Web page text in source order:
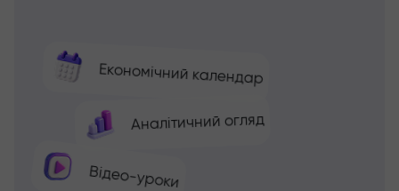
Економічний календар
Аналітичний огляд
Відео-уроки